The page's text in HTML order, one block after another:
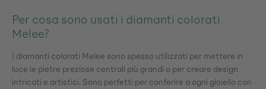
Per cosa sono usati i diamanti colorati
Melee?
I diamanti colorati Melee sono spesso utilizzati per mettere in
luce le pietre preziose centrali più grandi o per creare design
intricati e artistici. Sono perfetti per conferire a ogni gioiello con